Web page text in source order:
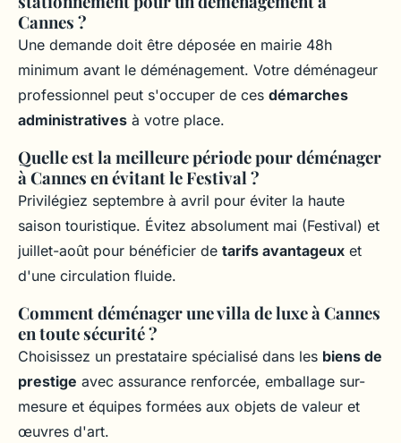
Cannes ?
Une demande doit être déposée en mairie 48h
minimum avant le déménagement. Votre déménageur
professionnel peut s'occuper de ces démarches
administratives à votre place.
Quelle est la meilleure période pour déménager
à Cannes en évitant le Festival ?
Privilégiez septembre à avril pour éviter la haute
saison touristique. Évitez absolument mai (Festival) et
juillet-août pour bénéficier de tarifs avantageux et
d'une circulation fluide.
Comment déménager une villa de luxe à Cannes
en toute sécurité ?
Choisissez un prestataire spécialisé dans les biens de
prestige avec assurance renforcée, emballage sur-
mesure et équipes formées aux objets de valeur et
œuvres d'art.